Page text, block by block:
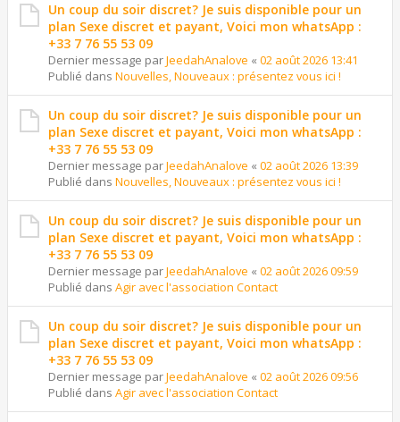
Un coup du soir discret? Je suis disponible pour un
plan Sexe discret et payant, Voici mon whatsApp :
+33 7 76 55 53 09
Dernier message parJeedahAnalove « 02 août 2026 13:41
Publié dans Nouvelles, Nouveaux : présentez vous ici !
Un coup du soir discret? Je suis disponible pour un
plan Sexe discret et payant, Voici mon whatsApp :
+33 7 76 55 53 09
Dernier message parJeedahAnalove « 02 août 2026 13:39
Publié dans Nouvelles, Nouveaux : présentez vous ici !
Un coup du soir discret? Je suis disponible pour un
plan Sexe discret et payant, Voici mon whatsApp :
+33 7 76 55 53 09
Dernier message parJeedahAnalove « 02 août 2026 09:59
Publié dans Agir avec l'association Contact
Un coup du soir discret? Je suis disponible pour un
plan Sexe discret et payant, Voici mon whatsApp :
+33 7 76 55 53 09
Dernier message parJeedahAnalove « 02 août 2026 09:56
Publié dans Agir avec l'association Contact